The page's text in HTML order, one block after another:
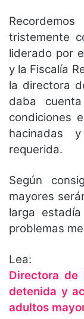
tristemente
liderado por
y la Fiscalía
la directora
daba
condiciones
hacinadas
requerida.
Según
mayores
larga
problemas
Lea:
Directora de
detenida y
adultos